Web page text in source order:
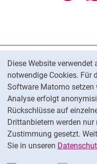
Diese Website
notwendige Cookies. Für
Software Matomo setzen
Analyse erfolgt
Rückschlüsse auf
Drittanbietern werden
Zustimmung gesetzt.
Sie in unseren
Datenschutz
Barrierefreiheit
Transparenter KI-Einsatz
Impressum
Cookie-Einstellungen